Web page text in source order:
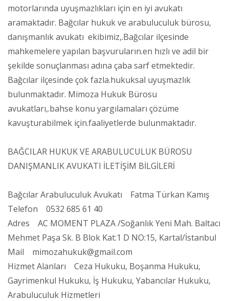
motorlarında uyuşmazlıkları için en iyi avukatı
aramaktadır. Bağcılar hukuk ve arabuluculuk bürosu,
danışmanlık avukatı ekibimiz,.Bağcılar ilçesinde
mahkemelere yapılan başvuruların.en hızlı ve adil bir
şekilde sonuçlanması adına çaba sarf etmektedir.
Bağcılar ilçesinde çok fazla.hukuksal uyuşmazlık
bulunmaktadır. Mimoza Hukuk Bürosu
avukatları,.bahse konu yargılamaları çözüme
kavuşturabilmek için.faaliyetlerde bulunmaktadır.
BAĞCILAR HUKUK VE ARABULUCULUK BÜROSU
DANIŞMANLIK AVUKATI İLETİŞİM BİLGİLERİ
Bağcılar Arabuluculuk Avukatı Fatma Türkan Kamış
Telefon 0532 685 61 40
Adres AC MOMENT PLAZA /Soğanlık Yeni Mah. Baltacı
Mehmet Paşa Sk. B Blok Kat:1 D NO:15, Kartal/İstanbul
Mail mimozahukuk@gmail.com
Hizmet Alanları Ceza Hukuku, Boşanma Hukuku,
Gayrimenkul Hukuku, İş Hukuku, Yabancılar Hukuku,
Arabuluculuk Hizmetleri